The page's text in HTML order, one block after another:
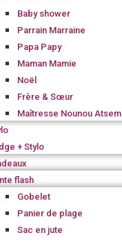
Baby shower
Parrain Marraine
Papa Papy
Maman Mamie
Noël
Frère & Sœur
Maîtresse Nounou Atsem
+ Stylo
flash
Gobelet
Panier de plage
Sac en jute